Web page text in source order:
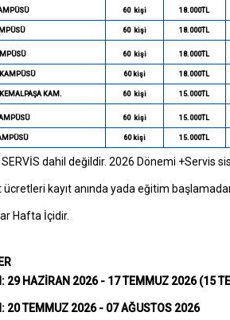
60 kişi 18.000TL
60 kişi 18.000TL
60 kişi 18.000TL
KAMPÜSÜ 60 kişi 18.000TL
KAM. 60 kişi 15.000TL
60 kişi 15.000TL
60 kişi 15.000TL
dahil değildir. 2026 Dönemi +Servis
ücretleri kayıt anında yada eğitim
Hafta İçidir.
29 HAZİRAN 2026 - 17 TEMMUZ 2026 (15
20 TEMMUZ 2026 - 07 AĞUSTOS 2026